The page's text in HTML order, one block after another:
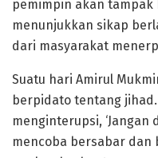
pemimpin akan tampak
menunjukkan sikap
dari masyarakat
Suatu hari Amirul
berpidato tentang
menginterupsi, ‘Jangan
mencoba bersabar dan